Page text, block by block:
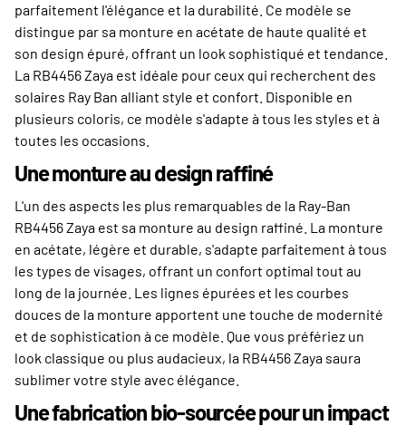
parfaitement l'élégance et la durabilité. Ce modèle se
distingue par sa monture en acétate de haute qualité et
son design épuré, offrant un look sophistiqué et tendance.
La RB4456 Zaya est idéale pour ceux qui recherchent des
solaires Ray Ban alliant style et confort. Disponible en
plusieurs coloris, ce modèle s'adapte à tous les styles et à
toutes les occasions.
Une monture au design raffiné
L'un des aspects les plus remarquables de la Ray-Ban
RB4456 Zaya est sa monture au design raffiné. La monture
en acétate, légère et durable, s'adapte parfaitement à tous
les types de visages, offrant un confort optimal tout au
long de la journée. Les lignes épurées et les courbes
douces de la monture apportent une touche de modernité
et de sophistication à ce modèle. Que vous préfériez un
look classique ou plus audacieux, la RB4456 Zaya saura
sublimer votre style avec élégance.
Une fabrication bio-sourcée pour un impact